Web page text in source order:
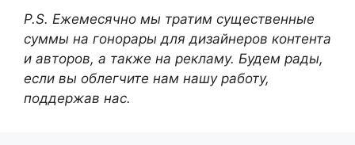
P.S. Ежемесячно мы тратим существенные
суммы на гонорары для дизайнеров контента
и авторов, а также на рекламу. Будем рады,
если вы облегчите нам нашу работу,
поддержав нас.